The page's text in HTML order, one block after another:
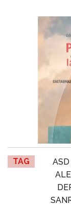
TAG ASD